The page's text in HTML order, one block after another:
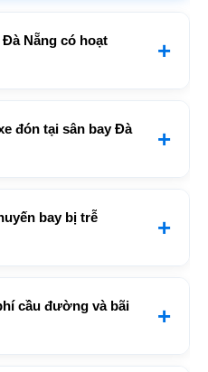
Nẵng có hoạt
đón tại sân bay Đà
bay bị trễ
cầu đường và bãi